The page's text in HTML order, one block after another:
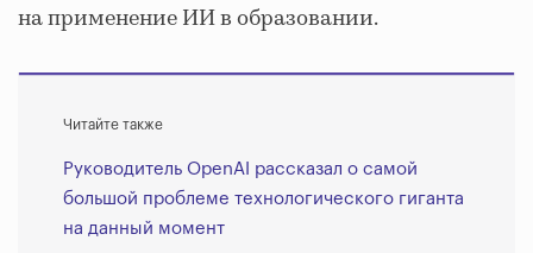
на применение ИИ в образовании.
Читайте также
Руководитель OpenAI рассказал о самой
большой проблеме технологического гиганта
на данный момент